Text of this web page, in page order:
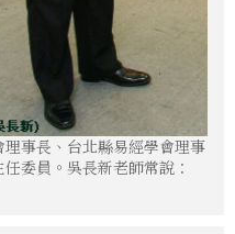
事長、台北縣易經學會理事
委員。吳長新老師常說：